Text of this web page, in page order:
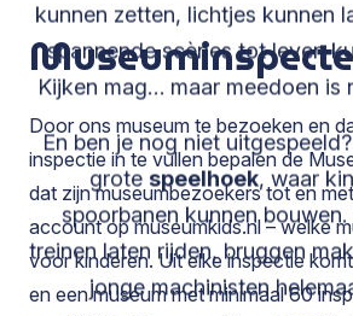
kunnen zetten, lichtjes kunnen
spannende scènes tot leven
Kijken mag… maar meedoen is
En ben je nog niet
grote speelhoek, waar
spoorbanen kunnen
treinen laten rijden, bruggen
jonge machinisten
Door ons museum te bezoeken en
inspectie in te vullen bepalen de
dat zijn museumbezoekers tot en
account op museumkids.nl – welke
voor kinderen. Uit elke inspectie
en een museum met minimaal 60